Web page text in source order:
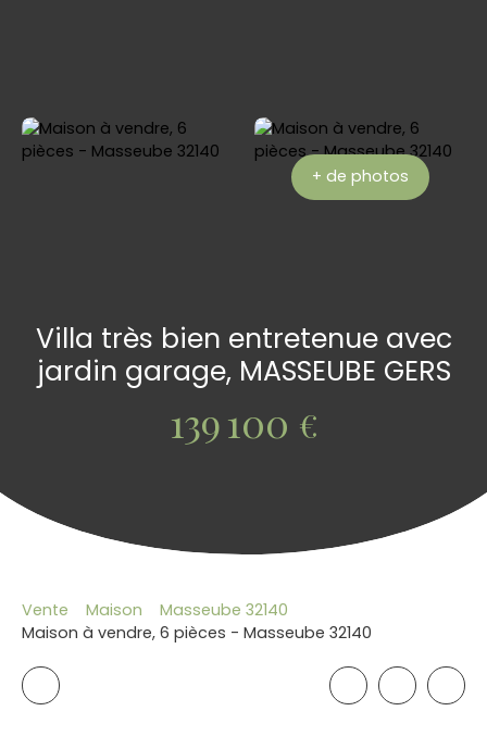
+ de photos
Villa très bien entretenue avec
jardin garage, MASSEUBE GERS
139 100 €
Vente Maison
Masseube 32140
Maison à vendre, 6 pièces - Masseube 32140